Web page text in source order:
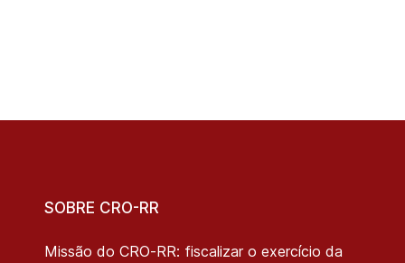
SOBRE CRO-RR
Missão do CRO-RR: fiscalizar o exercício da